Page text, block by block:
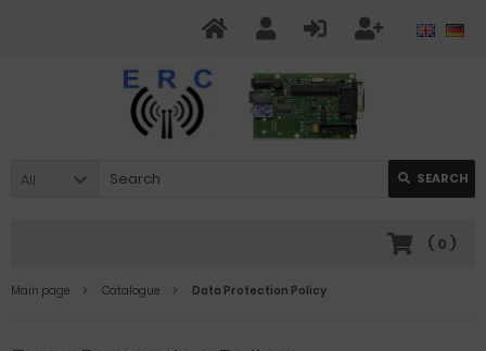
All SEARCH
( 0 )
Main page Catalogue Data Protection Policy